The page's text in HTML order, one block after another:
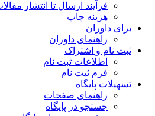
فرآیند ارسال تا انتشار مقالات
هزینه چاپ
برای داوران
راهنمای داوران
ثبت نام و اشتراک
اطلاعات ثبت نام
فرم ثبت نام
تسهیلات پایگاه
راهنمای صفحات
جستجو در پایگاه